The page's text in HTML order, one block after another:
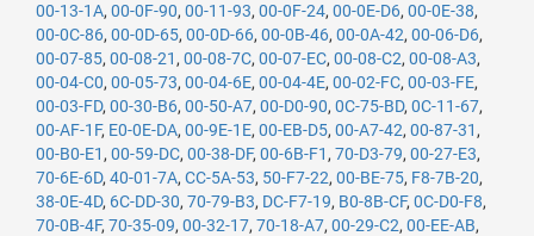
00-13-1A, 00-0F-90, 00-11-93, 00-0F-24, 00-0E-D6, 00-0E-38,
00-0C-86, 00-0D-65, 00-0D-66, 00-0B-46, 00-0A-42, 00-06-D6,
00-07-85, 00-08-21 , 00-08-7C, 00-07-EC, 00-08-C2, 00-08-A3,
00-04-C0, 00-05-73, 00-04-6E, 00-04-4E, 00-02-FC, 00-03-FE,
00-03-FD, 00-30-B6, 00-50-A7, 00-D0-90, 0C-75-BD, 0C-11-67,
00-AF-1F, E0-0E-DA, 00-9E-1E, 00-EB-D5, 00-A7-42, 00-87-31 ,
00-B0-E1 , 00-59-DC, 00-38-DF, 00-6B-F1 , 70-D3-79, 00-27-E3,
70-6E-6D, 40-01-7A, CC-5A-53, 50-F7-22, 00-BE-75, F8-7B-20,
38-0E-4D, 6C-DD-30, 70-79-B3, DC-F7-19, B0-8B-CF, 0C-D0-F8,
70-0B-4F, 70-35-09, 00-32-17, 70-18-A7, 00-29-C2, 00-EE-AB,